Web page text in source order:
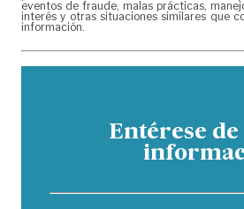
eventos de fraude, malas prácticas,
interés y otras situaciones similares que
información.
Entérese de